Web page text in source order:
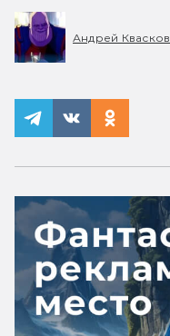
Андрей Квасков